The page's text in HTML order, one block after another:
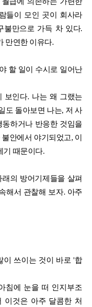
들이 모인 곳이 회사라
불만으로 가득 차 있다.
만연한 이유다.
할 일이 수시로 일어난
보인다. 나는 왜 그랬는
도 돌아보면 나는, 저 사
하거나 반응한 것임을
안에서 야기되었고, 이
기 때문이다.
의 방어기제들을 살펴
해서 관찰해 보자. 아주
이 쓰이는 것이 바로 '합
침에 눈을 떠 인지부조
이것은 아주 달콤한 처